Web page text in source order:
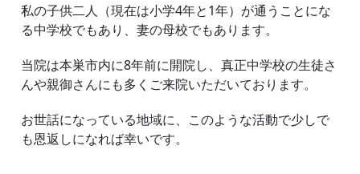
私の子供二人（現在は小学4年と1年）が通うことにな
る中学校でもあり、妻の母校でもあります。
当院は本巣市内に8年前に開院し、真正中学校の生徒さ
んや親御さんにも多くご来院いただいております。
お世話になっている地域に、このような活動で少しで
も恩返しになれば幸いです。